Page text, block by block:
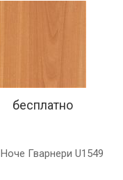
бесплатно
Ноче Гварнери U1549